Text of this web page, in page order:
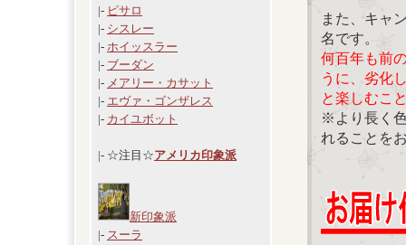
|- ピサロ
|- シスレー
|- ホイッスラー
|- ブーダン
|- メアリー・カサット
|- エヴァ・ゴンザレス
|- カイユボット
|- ☆注目☆アメリカ印象派
新印象派
|- スーラ
また、キャ
名です。
何百年も前
うに、劣化
と楽しむこ
※より長く
れることを